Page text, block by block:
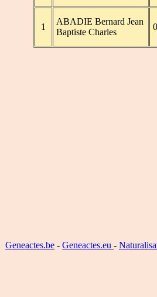
1
ABADIE Bernard Jean
Baptiste Charles
Geneactes.be - Geneactes.eu -